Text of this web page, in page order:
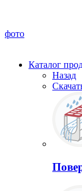
фото
Каталог
Назад